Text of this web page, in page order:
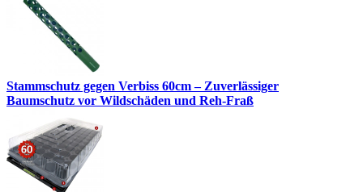
Stammschutz gegen Verbiss 60cm – Zuverlässiger
Baumschutz vor Wildschäden und Reh-Fraß